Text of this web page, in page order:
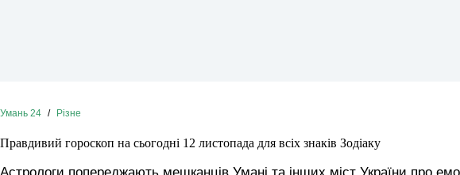
Умань 24 / Різне
Правдивий гороскоп на сьогодні 12 листопада для всіх знаків Зодіаку